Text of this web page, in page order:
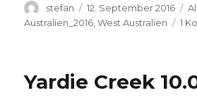
Autor
stefan
Veröffentlicht
am
12. September 2016
Australien_2016 ,West Australien 1
Yardie Creek